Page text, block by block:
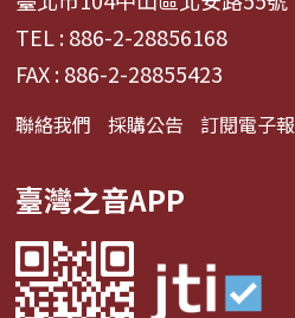
TEL : 886-2-28856168
FAX : 886-2-28855423
聯絡我們 採購公告 訂閱電子報
臺灣之音APP